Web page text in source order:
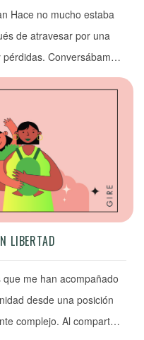
Hace no mucho estaba
de atravesar por una
Conversábamos
había implicado criarnos
más de los que me
saber que […]
LIBERTAD
me han acompañado
desde una posición
complejo. Al compartir